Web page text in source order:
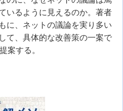
いるように見えるのか。著者
に、ネットの議論を実り多い
て、具体的な改善策の一案で
案する。